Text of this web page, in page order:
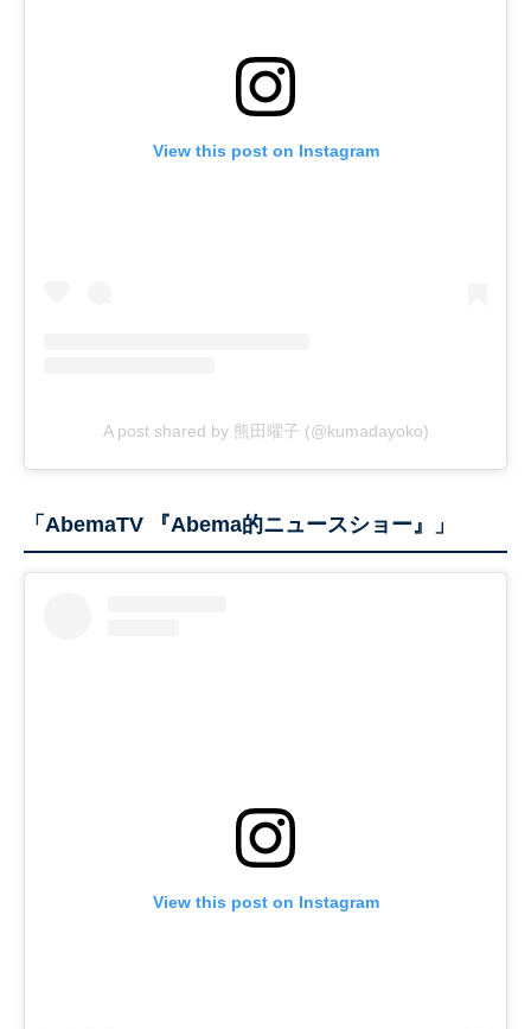
View this post on Instagram
A post shared by 熊田曜子 (@kumadayoko)
「AbemaTV 『Abema的ニュースショー』」
View this post on Instagram